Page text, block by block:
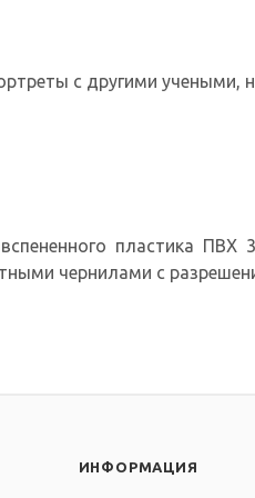
с другими учеными,
пластика ПВХ
чернилами с
ИНФОРМАЦИЯ